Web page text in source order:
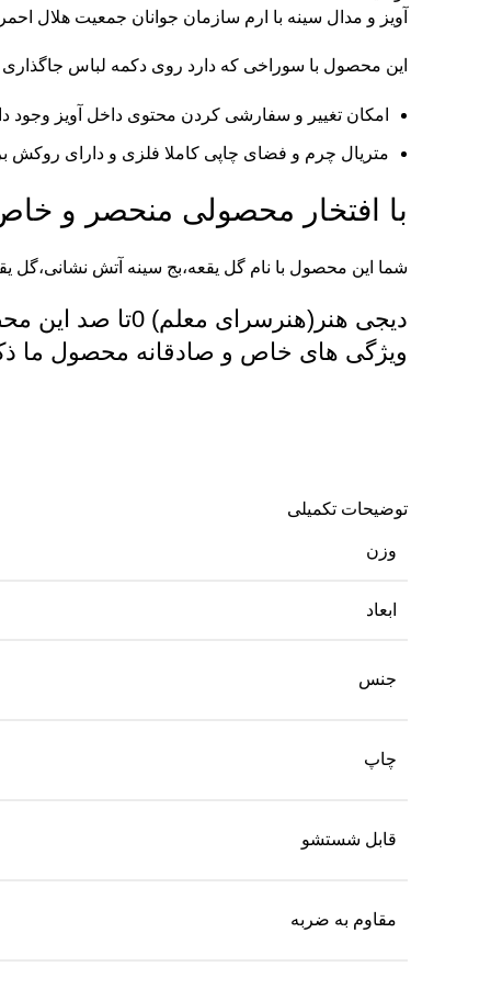
آویز و مدال سینه با ارم سازمان جوانان جمعیت هلال
این محصول با سوراخی که دارد روی دکمه لباس
امکان تغییر و سفارشی کردن محتوی داخل آویز وجود
متریال چرم و فضای چاپی کاملا فلزی و دارای روکش
با افتخار محصولی منحصر و
شما این محصول با نام گل یقعه،بج سینه آتش نشانی،گل
دیجی هنر(هنرسرای معلم)
ویژگی های خاص و صادقانه محصول ما
توضیحات تکمیلی
وزن
ابعاد
جنس
چاپ
قابل شستشو
مقاوم به ضربه